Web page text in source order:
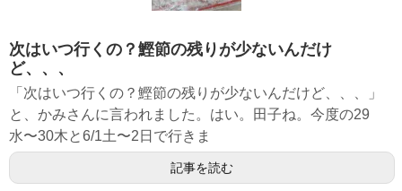
次はいつ行くの？鰹節の残りが少ないんだけ
ど、、、
「次はいつ行くの？鰹節の残りが少ないんだけど、、、」
と、かみさんに言われました。はい。田子ね。今度の29
水〜30木と6/1土〜2日で行きま
記事を読む